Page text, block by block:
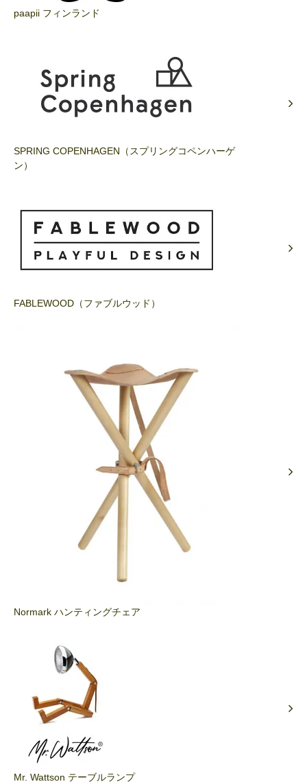
paapii フィンランド
SPRING COPENHAGEN（スプリングコペンハーゲ
ン）
FABLEWOOD（ファブルウッド）
Normark ハンティングチェア
Mr. Wattson テーブルランプ